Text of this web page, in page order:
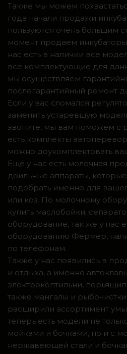
Также мы можем
года начали продажи
пользуются очень большим
момент продаем
нас есть в наличии все
все комплектующие для
мы осуществляем
послегарантийный ремонт
Если у вас сломался
заменить устаревшую
звоните, мы вам поможем с
есть комплекты
можно доукомплектовать
Ещё у нас есть молочная
доильные аппараты,
подобрать именно для
или коз. По молочному
купить маслобойки,
оборудование, так же у нас
оборудованию Фермер,
по телефонам.
Также у нас появились в
и отдыха, а именно
электрокоптильни,
также мангалы и
расширили ассортимент
теперь есть модели не
мойками и бочками, но и с
нержавеющей стали и